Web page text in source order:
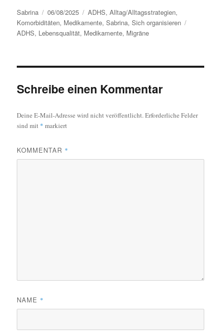
Autor
Sabrina
Veröffentlicht
am
06/08/2025 Kategorien
ADHS,Alltag/Alltagsstrategien,
Komorbiditäten, Medikamente,Sabrina,Sich organisieren
ADHS, Lebensqualität, Medikamente, Migräne
Schreibe einen Kommentar
Deine E-Mail-Adresse wird nicht veröffentlicht.Erforderliche Felder
sind mit * markiert
KOMMENTAR *
NAME *